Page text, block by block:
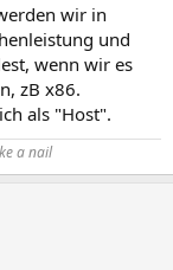
wir in
und
wenn wir es
zB x86.
als "Host".
a nail